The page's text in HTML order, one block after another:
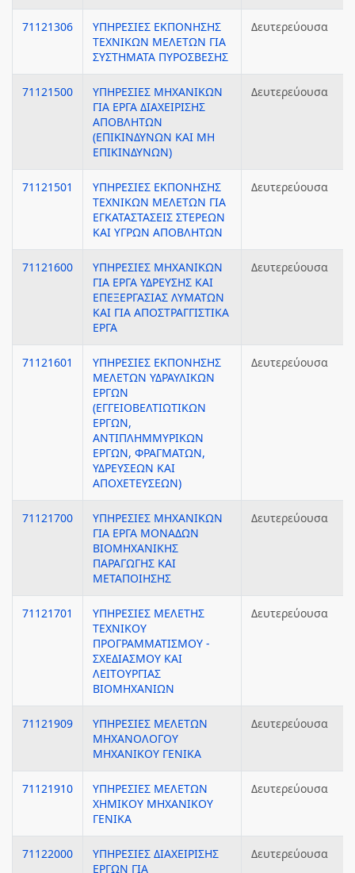
71121306
ΥΠΗΡΕΣΙΕΣ ΕΚΠΟΝΗΣΗΣ
ΤΕΧΝΙΚΩΝ ΜΕΛΕΤΩΝ ΓΙΑ
ΣΥΣΤΗΜΑΤΑ ΠΥΡΟΣΒΕΣΗΣ
Δευτερεύουσα
71121500
ΥΠΗΡΕΣΙΕΣ ΜΗΧΑΝΙΚΩΝ
ΓΙΑ ΕΡΓΑ ΔΙΑΧΕΙΡΙΣΗΣ
ΑΠΟΒΛΗΤΩΝ
(ΕΠΙΚΙΝΔΥΝΩΝ ΚΑΙ ΜΗ
ΕΠΙΚΙΝΔΥΝΩΝ)
Δευτερεύουσα
71121501
ΥΠΗΡΕΣΙΕΣ ΕΚΠΟΝΗΣΗΣ
ΤΕΧΝΙΚΩΝ ΜΕΛΕΤΩΝ ΓΙΑ
ΕΓΚΑΤΑΣΤΑΣΕΙΣ ΣΤΕΡΕΩΝ
ΚΑΙ ΥΓΡΩΝ ΑΠΟΒΛΗΤΩΝ
Δευτερεύουσα
71121600
ΥΠΗΡΕΣΙΕΣ ΜΗΧΑΝΙΚΩΝ
ΓΙΑ ΕΡΓΑ ΥΔΡΕΥΣΗΣ ΚΑΙ
ΕΠΕΞΕΡΓΑΣΙΑΣ ΛΥΜΑΤΩΝ
ΚΑΙ ΓΙΑ ΑΠΟΣΤΡΑΓΓΙΣΤΙΚΑ
ΕΡΓΑ
Δευτερεύουσα
71121601
ΥΠΗΡΕΣΙΕΣ ΕΚΠΟΝΗΣΗΣ
ΜΕΛΕΤΩΝ ΥΔΡΑΥΛΙΚΩΝ
ΕΡΓΩΝ
(ΕΓΓΕΙΟΒΕΛΤΙΩΤΙΚΩΝ
ΕΡΓΩΝ,
ΑΝΤΙΠΛΗΜΜΥΡΙΚΩΝ
ΕΡΓΩΝ, ΦΡΑΓΜΑΤΩΝ,
ΥΔΡΕΥΣΕΩΝ ΚΑΙ
ΑΠΟΧΕΤΕΥΣΕΩΝ)
Δευτερεύουσα
71121700
ΥΠΗΡΕΣΙΕΣ ΜΗΧΑΝΙΚΩΝ
ΓΙΑ ΕΡΓΑ ΜΟΝΑΔΩΝ
ΒΙΟΜΗΧΑΝΙΚΗΣ
ΠΑΡΑΓΩΓΗΣ ΚΑΙ
ΜΕΤΑΠΟΙΗΣΗΣ
Δευτερεύουσα
71121701
ΥΠΗΡΕΣΙΕΣ ΜΕΛΕΤΗΣ
ΤΕΧΝΙΚΟΥ
ΠΡΟΓΡΑΜΜΑΤΙΣΜΟΥ -
ΣΧΕΔΙΑΣΜΟΥ ΚΑΙ
ΛΕΙΤΟΥΡΓΙΑΣ
ΒΙΟΜΗΧΑΝΙΩΝ
Δευτερεύουσα
71121909
ΥΠΗΡΕΣΙΕΣ ΜΕΛΕΤΩΝ
ΜΗΧΑΝΟΛΟΓΟΥ
ΜΗΧΑΝΙΚΟΥ ΓΕΝΙΚΑ
Δευτερεύουσα
71121910
ΥΠΗΡΕΣΙΕΣ ΜΕΛΕΤΩΝ
ΧΗΜΙΚΟΥ ΜΗΧΑΝΙΚΟΥ
ΓΕΝΙΚΑ
Δευτερεύουσα
71122000
ΥΠΗΡΕΣΙΕΣ ΔΙΑΧΕΙΡΙΣΗΣ
ΕΡΓΩΝ ΓΙΑ
Δευτερεύουσα